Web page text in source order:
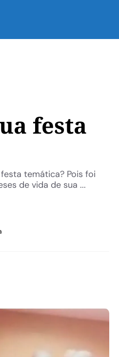
festa
temática? Pois foi
de vida de sua ...